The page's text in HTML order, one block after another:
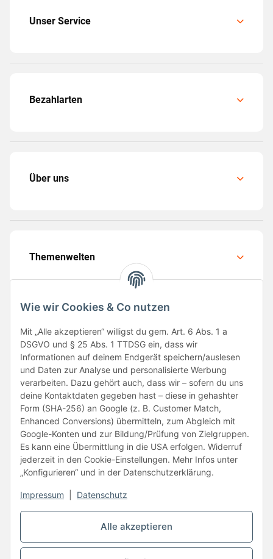
Alle akzeptieren
Wie wir Cookies & Co nutzen
Mit „Alle akzeptieren“ willigst du gem. Art. 6 Abs. 1 a
DSGVO und § 25 Abs. 1 TTDSG ein, dass wir
Informationen auf deinem Endgerät speichern/auslesen
und Daten zur Analyse und personalisierte Werbung
verarbeiten. Dazu gehört auch, dass wir – sofern du uns
deine Kontaktdaten gegeben hast – diese in gehashter
Form (SHA-256) an Google (z. B. Customer Match,
Enhanced Conversions) übermitteln, zum Abgleich mit
Google-Konten und zur Bildung/Prüfung von Zielgruppen.
Es kann eine Übermittlung in die USA erfolgen. Widerruf
jederzeit in den Cookie-Einstellungen. Mehr Infos unter
„Konfigurieren“ und in der Datenschutzerklärung.
Impressum Datenschutz
Unser Service
Bezahlarten
Über uns
Themenwelten
Folge uns
Unsere Partner